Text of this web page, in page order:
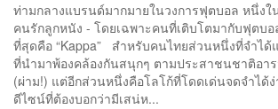
ท่ามกลางแบรนด์มากมายในวงการฟุตบอล หนึ่ง
คนรักลูกหนัง - โดยเฉพาะคนที่เติบโตมากับฟุตบอ
ที่สุดคือ “Kappa” สำหรับคนไทยส่วนหนึ่งที่จำได้
ที่นำมาพ้องคล้องกันสนุกๆ ตามประสาชนชาติอา
(ผ่าม!) แต่อีกส่วนหนึ่งคือโลโก้ที่โดดเด่นจดจำได้
ดีไซน์ที่ต้องบอกว่ามีเสน่ห...